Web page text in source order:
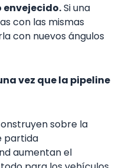
envejecido.Si una
con las mismas
con nuevos ángulos
vez que la pipeline
sobre la
partida
aumentan el